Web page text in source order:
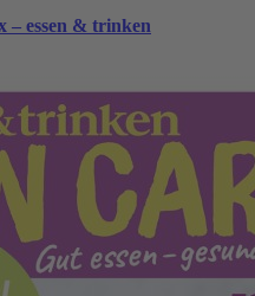
– essen & trinken